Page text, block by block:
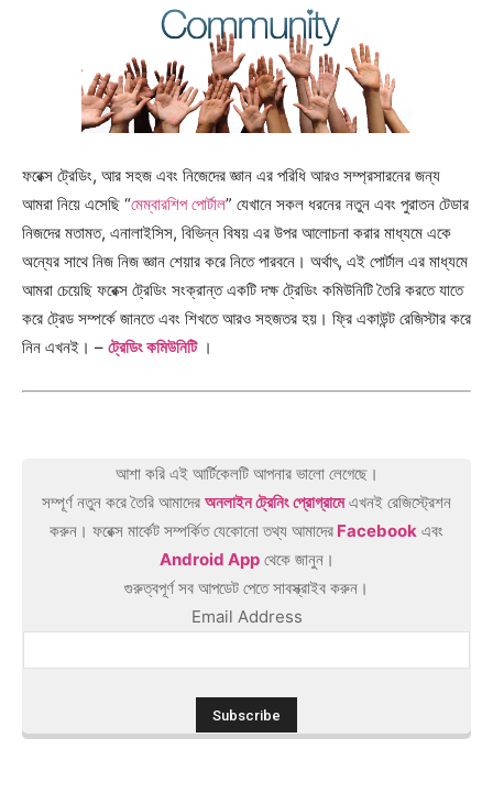
ফরেক্স ট্রেডিং, আর সহজ এবং নিজেদের জ্ঞান এর পরিধি আরও সম্প্রসারনের জন্য
আমরা নিয়ে এসেছি “মেম্বারশিপ পোর্টাল” যেখানে সকল ধরনের নতুন এবং পুরাতন টেডার
নিজদের মতামত, এনালাইসিস, বিভিন্ন বিষয় এর উপর আলোচনা করার মাধ্যমে একে
অন্যের সাথে নিজ নিজ জ্ঞান শেয়ার করে নিতে পারবনে। অর্থাৎ, এই পোর্টাল এর মাধ্যমে
আমরা চেয়েছি ফরেক্স ট্রেডিং সংক্রান্ত একটি দক্ষ ট্রেডিং কমিউনিটি তৈরি করতে যাতে
করে ট্রেড সম্পর্কে জানতে এবং শিখতে আরও সহজতর হয়। ফ্রি একাউন্ট রেজিস্টার করে
নিন এখনই। – ট্রেডিং কমিউনিটি।
আশা করি এই আর্টিকেলটি আপনার ভালো লেগেছে।
সম্পূর্ণ নতুন করে তৈরি আমাদের অনলাইন ট্রেনিং প্রোগ্রামেএখনই রেজিস্ট্রেশন
করুন। ফরেক্স মার্কেট সম্পর্কিত যেকোনো তথ্য আমাদের Facebook এবং
Android Appথেকে জানুন।
গুরুত্বপূর্ণ সব আপডেট পেতে সাবস্ক্রাইব করুন।
Email Address